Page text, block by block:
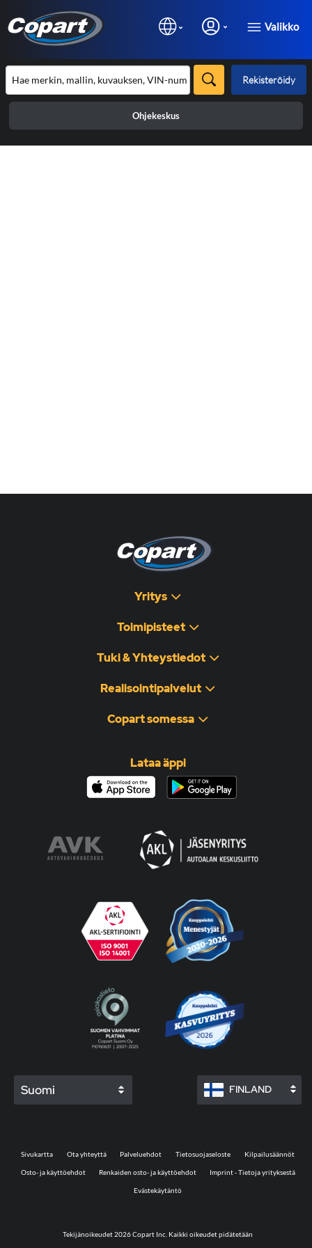
Valikko
Rekisteröidy
Ohjekeskus
Yritys
Toimipisteet
Tuki & Yhteystiedot
Realisointipalvelut
Copart somessa
Lataa äppi
Suomi FINLAND
Tekijänoikeudet 2026 Copart Inc. Kaikki oikeudet pidätetään
Sivukartta Ota yhteyttä Palveluehdot Tietosuojaseloste Kilpailusäännöt
Osto- ja käyttöehdot Renkaiden osto- ja käyttöehdot Imprint - Tietoja yrityksestä
Evästekäytäntö